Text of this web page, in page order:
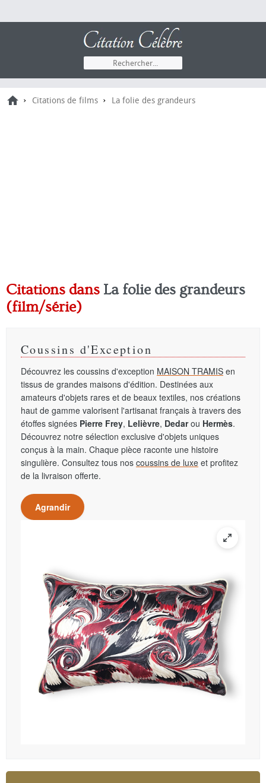
› Citations de films › La folie des grandeurs
Citations dans La folie des grandeurs
(film/série)
Coussins d'Exception
Découvrez les coussins d'exception MAISON TRAMIS en
tissus de grandes maisons d'édition. Destinées aux
amateurs d'objets rares et de beaux textiles, nos créations
haut de gamme valorisent l'artisanat français à travers des
étoffes signées Pierre Frey, Lelièvre, Dedarou Hermès.
Découvrez notre sélection exclusive d'objets uniques
conçus à la main. Chaque pièce raconte une histoire
singulière. Consultez tous nos coussins de luxe et profitez
de la livraison offerte.
Agrandir